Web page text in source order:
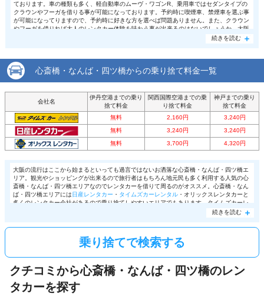
この店舗でレンタカーを探す
住所 大阪府大阪市中央区博労町2-3-9
店舗詳細 店舗詳細ページはこちら
この店舗でレンタカーを探す
ております。車の種類も多く、軽自動車のムーヴ・ワゴンR、乗用車ではセダンタイプの
クラウンやフーガを借りる事が可能になっております。予約時に喫煙車、禁煙車を選ぶ事
が可能になってりますので、予約時に好きな方を選べば問題ありません。また、クラウン
やフーガを借りれば大人のレンタカー体験を味わう事が出来るのはないでしょうか。大阪
の中心とも言われているこのエリア、交通の量は他のエリアと比べると多いです。そのよ
続きを読む
心斎橋・なんば・四ツ橋からの乗り捨て料金一覧
会社名
伊丹空港までの乗り
捨て料金
関西国際空港までの乗
り捨て料金
神戸までの乗り
捨て料金
無料
2,160円
3,240円
無料
3,240円
3,240円
無料
3,700円 4,320円
大阪の流行はここから始まるといっても過言ではないお洒落な心斎橋・なんば・四ツ橋エ
リア。観光やショッピングが出来るので旅行者はもちろん地元民も多く利用する人気の心
斎橋・なんば・四ツ橋エリアなのでレンタカーを借りて周るのがオススメ。心斎橋・なん
ば・四ツ橋エリアには日産レンタカー ・ タイムズカーレンタル・オリックスレンタカーと
多くのレンタカー会社があるので乗り捨てしやすいエリアでもあります。タイムズカーレ
ンタルは店舗間の距離が50㎞以内なら乗り捨て料金もかからないのも嬉しいですね。日産
お土産をたくさん買ってしまったり、大きなスーツケースを持っての旅行の際には乗り捨
続きを読む
乗り捨てで検索する
クチコミから心斎橋・なんば・四ツ橋のレン
タカーを探す